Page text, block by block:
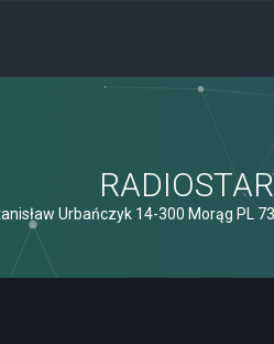
Urbańczyk 14-300 Morąg PL